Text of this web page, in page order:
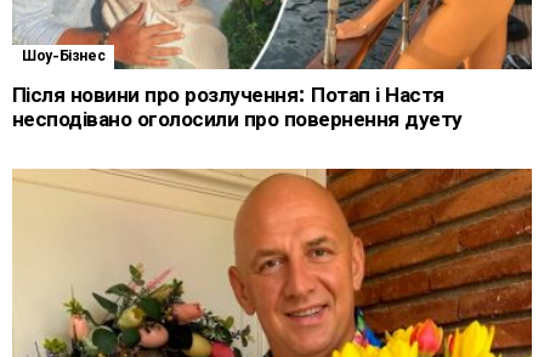
Шоу-Бізнес
Після новини про розлучення: Потап і Настя
несподівано оголосили про повернення дуету